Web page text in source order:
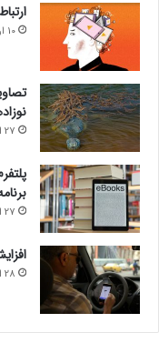
10 اردیبهشت 1402
27 اردیبهشت 1401
27 اردیبهشت 1401
28 اردیبهشت 1401